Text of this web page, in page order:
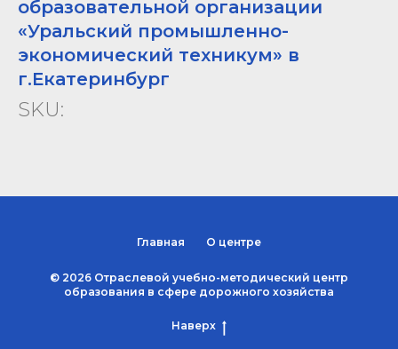
образовательной организации
«Уральский промышленно-
экономический техникум» в
г.Екатеринбург
SKU:
Главная О центре
© 2026 Отраслевой учебно-методический центр
образования в сфере дорожного хозяйства
Наверх